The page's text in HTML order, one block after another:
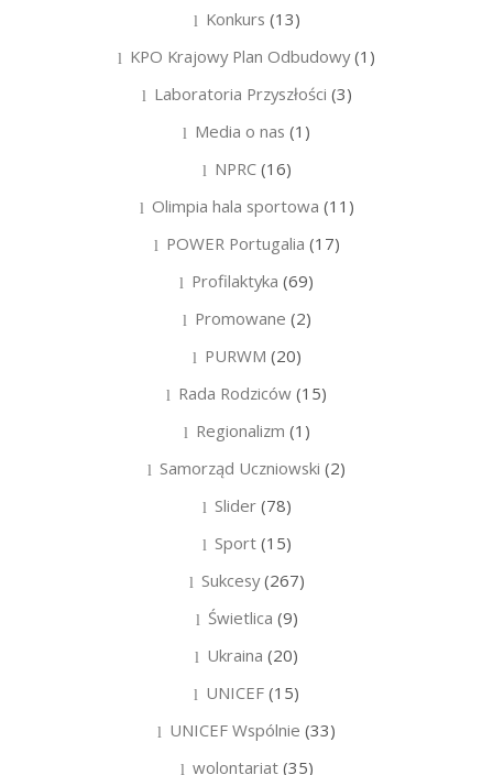
Konkurs (13)
KPO Krajowy Plan Odbudowy(1)
Laboratoria Przyszłości (3)
Media o nas (1)
NPRC(16)
Olimpia hala sportowa (11)
POWER Portugalia (17)
Profilaktyka (69)
Promowane (2)
PURWM (20)
Rada Rodziców (15)
Regionalizm (1)
Samorząd Uczniowski (2)
Slider(78)
Sport(15)
Sukcesy(267)
Świetlica (9)
Ukraina (20)
UNICEF (15)
UNICEF Wspólnie (33)
wolontariat(35)